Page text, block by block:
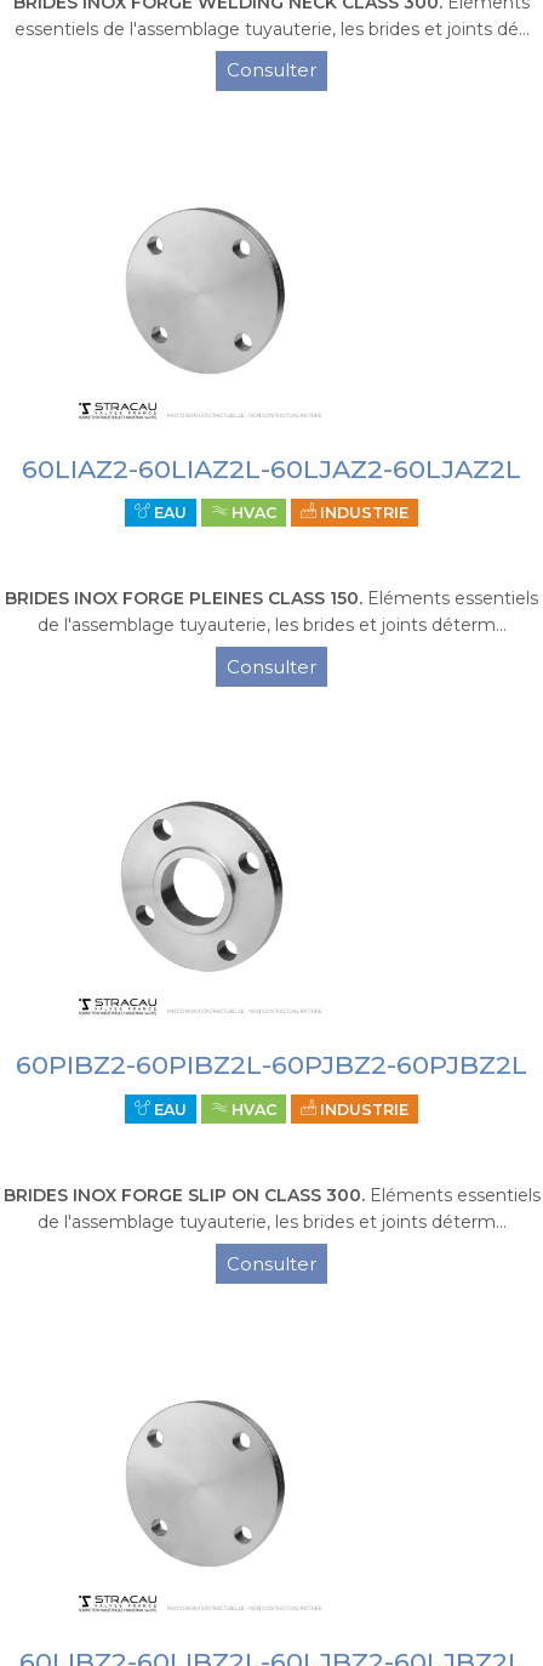
essentiels de l'assemblage tuyauterie, les brides et joints dé...
Consulter
60LIAZ2-60LIAZ2L-60LJAZ2-60LJAZ2L
EAU HVAC INDUSTRIE
BRIDES INOX FORGE PLEINES CLASS 150. Eléments essentiels
de l'assemblage tuyauterie, les brides et joints déterm...
Consulter
60PIBZ2-60PIBZ2L-60PJBZ2-60PJBZ2L
EAU HVAC INDUSTRIE
BRIDES INOX FORGE SLIP ON CLASS 300.Eléments essentiels
de l'assemblage tuyauterie, les brides et joints déterm...
Consulter